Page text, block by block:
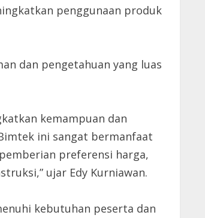
penggunaan produk
dan pengetahuan yang luas
kemampuan dan
ini sangat bermanfaat
preferensi harga,
ujar Edy Kurniawan.
kebutuhan peserta dan